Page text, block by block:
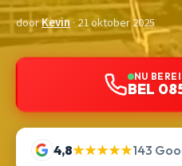
doorKevin· 21 oktober 2025
NU
BEL
4,8★★★★★143